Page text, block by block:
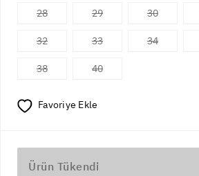
28 29 30
32 33 34
38 40
Favoriye Ekle
Ürün Tükendi